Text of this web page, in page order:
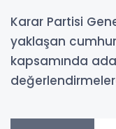
Karar Partisi
yaklaşan
kapsamında